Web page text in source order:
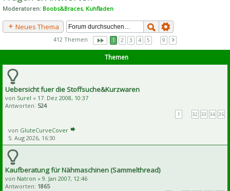
Moderatoren: Boobs&Braces, Kuhfladen
Neues Thema
412 Themen 1 2 3 4 5 9
Themen
Uebersicht fuer die Stoffsuche&Kurzwaren
von Surel « 17. Dez 2008, 10:37
Antworten: 524
1 32 33 34 35
von GluteCurveCover
5. Aug 2026, 16:30
Kaufberatung für Nähmaschinen (Sammelthread)
von Natron « 9. Jan 2007, 12:46
Antworten: 1865